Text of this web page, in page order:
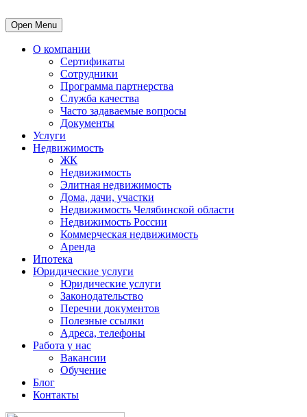
Open Menu
О компании
Сертификаты
Сотрудники
Программа партнерства
Служба качества
Часто задаваемые вопросы
Документы
Услуги
Недвижимость
ЖК
Недвижимость
Элитная недвижимость
Дома, дачи, участки
Недвижимость Челябинской области
Недвижимость России
Коммерческая недвижимость
Аренда
Ипотека
Юридические услуги
Юридические услуги
Законодательство
Перечни документов
Полезные ссылки
Адреса, телефоны
Работа у нас
Вакансии
Обучение
Блог
Контакты